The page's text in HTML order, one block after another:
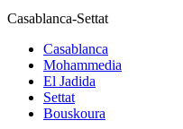
Casablanca-Settat
Casablanca
Mohammedia
El Jadida
Settat
Bouskoura